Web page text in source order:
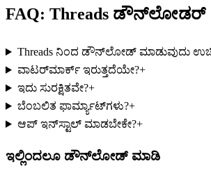
FAQ: Threads ಡೌನ್‌ಲೋಡರ್
Threads ನಿಂದ ಡೌನ್‌ಲೋಡ್ ಮಾಡುವುದು
ವಾಟರ್‌ಮಾರ್ಕ್ ಇರುತ್ತದೆಯೇ?+
ಇದು ಸುರಕ್ಷಿತವೇ?+
ಬೆಂಬಲಿತ ಫಾರ್ಮ್ಯಾಟ್‌ಗಳು?+
ಆಪ್ ಇನ್‌ಸ್ಟಾಲ್ ಮಾಡಬೇಕೇ?+
ಇಲ್ಲಿಂದಲೂ ಡೌನ್‌ಲೋಡ್ ಮಾಡಿ